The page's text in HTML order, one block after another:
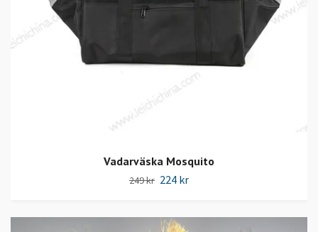
Vadarväska Mosquito
249 kr 224 kr